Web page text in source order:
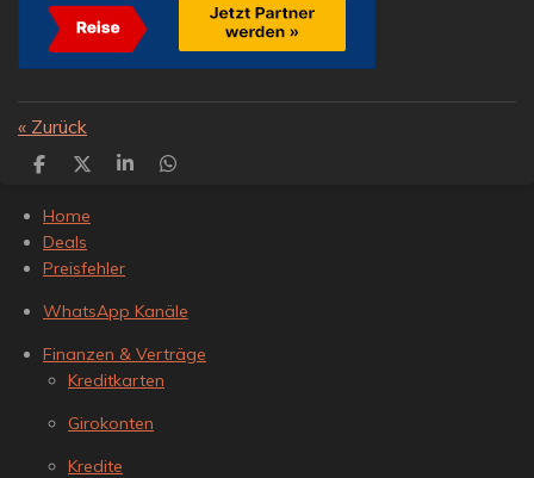
« Zurück
T
e
n
T
i
l
e
n
T
n
T
Home
Deals
Preisfehler
WhatsApp Kanäle
Finanzen & Verträge
Kreditkarten
Girokonten
Kredite